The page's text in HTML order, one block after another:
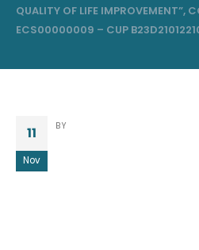
QUALITY OF LIFE IMPROVEMENT”,
ECS00000009 – CUP
11
Nov
BY